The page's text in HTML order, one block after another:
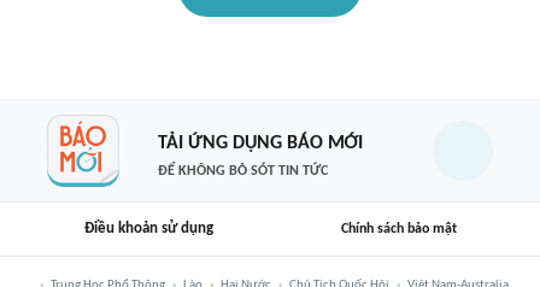
TẢI ỨNG DỤNG BÁO MỚI
ĐỂ KHÔNG BỎ SÓT TIN TỨC
Điều khoản sử dụng Chính sách bảo mật